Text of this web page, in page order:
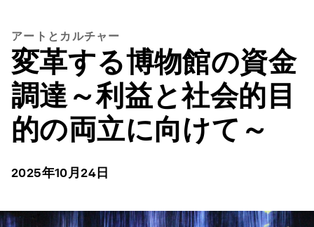
アートとカルチャー
変革する博物館の資金
調達～利益と社会的目
的の両立に向けて～
2025年10月24日